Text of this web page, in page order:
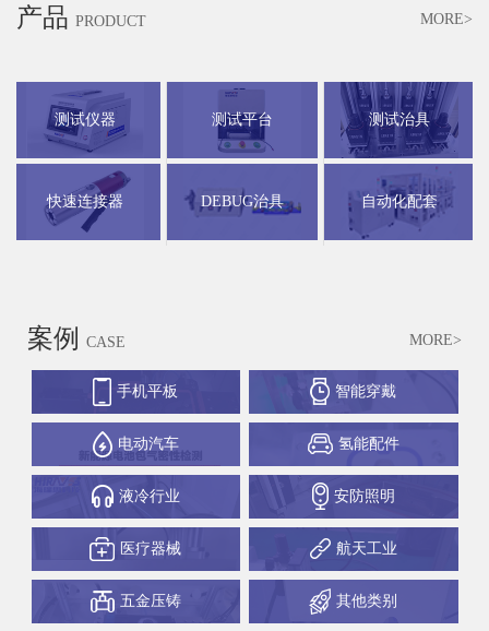
产品 PRODUCT MORE>
测试仪器 测试平台 测试治具
快速连接器 DEBUG治具 自动化配套
案例 CASE MORE>
手机平板 智能穿戴
电动汽车 氢能配件
液冷行业 安防照明
医疗器械 航天工业
五金压铸 其他类别